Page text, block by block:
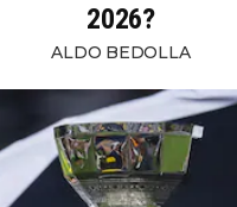
2026?
ALDO BEDOLLA